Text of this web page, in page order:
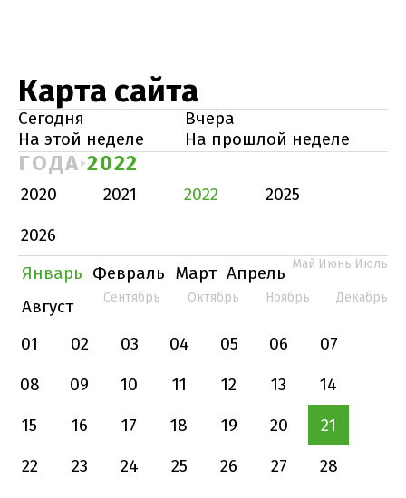
Карта сайта
Сегодня
Вчера
На этой неделе
На прошлой неделе
ГОДА 2022
2020 2021 2022
2025
2026
Январь Февраль Март Апрель Май Июнь Июль
Август Сентябрь Октябрь Ноябрь Декабрь
01 02 03 04 05 06
07
08
09 10 11 12 13
14
15
16 17 18 19 20
21
22
23 24 25 26 27
28